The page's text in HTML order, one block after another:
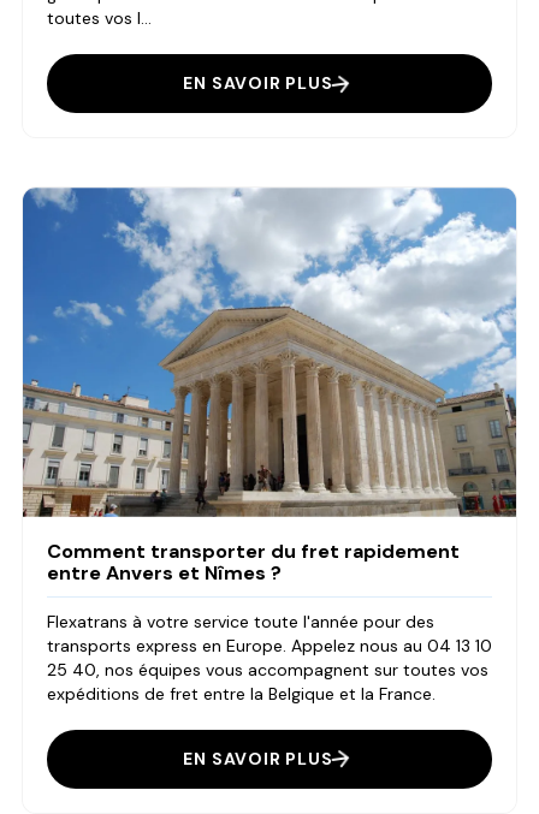
toutes vos l...
EN SAVOIR PLUS
Comment transporter du fret rapidement
entre Anvers et Nîmes ?
Flexatrans à votre service toute l'année pour des
transports express en Europe. Appelez nous au 04 13 10
25 40, nos équipes vous accompagnent sur toutes vos
expéditions de fret entre la Belgique et la France.
EN SAVOIR PLUS